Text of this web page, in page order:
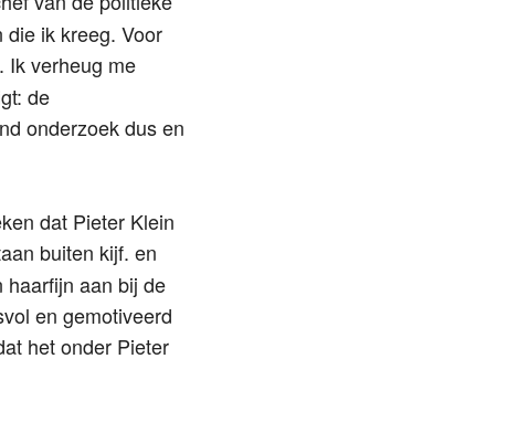
ik kreeg. Voor
Ik verheug me
de
onderzoek dus en
dat Pieter Klein
buiten kijf. en
haarfijn aan bij de
en gemotiveerd
het onder Pieter